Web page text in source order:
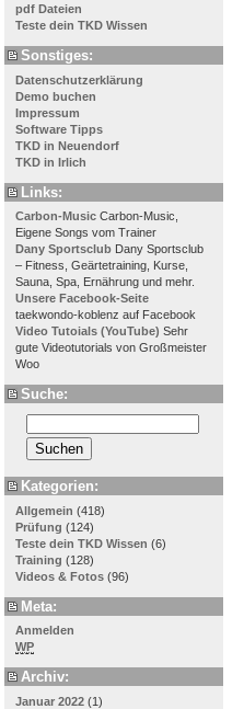
pdf Dateien
Teste dein TKD Wissen
Sonstiges:
Datenschutzerklärung
Demo buchen
Impressum
Software Tipps
TKD in Neuendorf
TKD in Irlich
Links:
Carbon-Music Carbon-Music,
Eigene Songs vom Trainer
Dany Sportsclub Dany Sportsclub
– Fitness, Geärtetraining, Kurse,
Sauna, Spa, Ernährung und mehr.
Unsere Facebook-Seite
taekwondo-koblenz auf Facebook
Video Tutoials (YouTube) Sehr
gute Videotutorials von Großmeister
Woo
Suche:
Kategorien:
Allgemein (418)
Prüfung (124)
Teste dein TKD Wissen (6)
Training (128)
Videos & Fotos (96)
Meta:
Anmelden
WP
Archiv:
Januar 2022 (1)